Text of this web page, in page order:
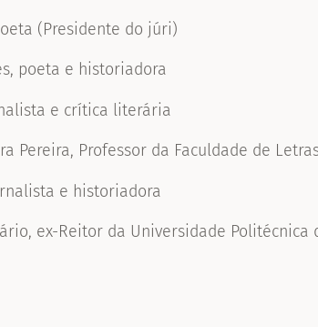
(Presidente do júri)
poeta e historiadora
e crítica literária
Pereira, Professor da Faculdade de
e historiadora
ex-Reitor da Universidade Politécnica